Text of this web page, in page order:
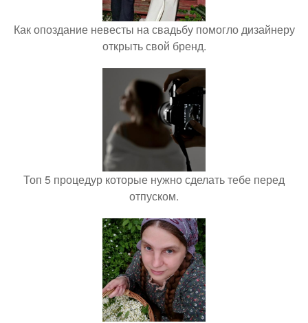
Как опоздание невесты на свадьбу помогло дизайнеру
открыть свой бренд.
Топ 5 процедур которые нужно сделать тебе перед
отпуском.